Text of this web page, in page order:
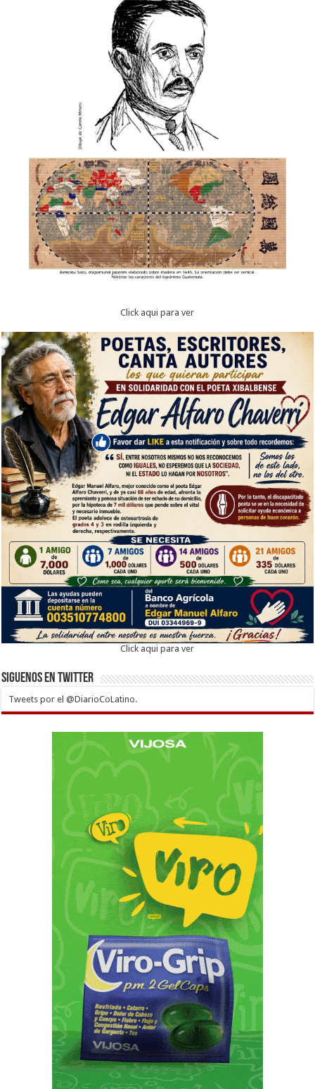
Click aqui para ver
Click aqui para ver
Siguenos en twitter
Tweets por el @DiarioCoLatino.